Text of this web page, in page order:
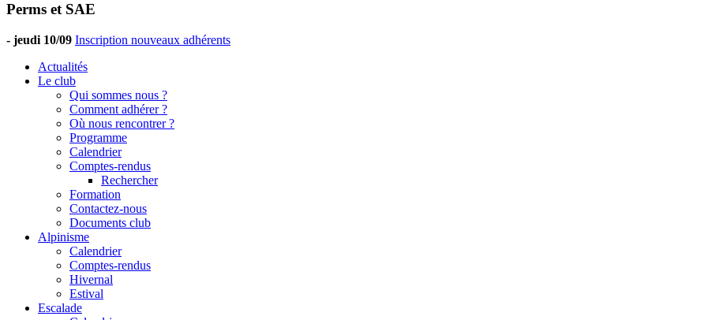
Perms et SAE
- jeudi 10/09 Inscription nouveaux adhérents
Actualités
Le club
Qui sommes nous ?
Comment adhérer ?
Où nous rencontrer ?
Programme
Calendrier
Comptes-rendus
Rechercher
Formation
Contactez-nous
Documents club
Alpinisme
Calendrier
Comptes-rendus
Hivernal
Estival
Escalade